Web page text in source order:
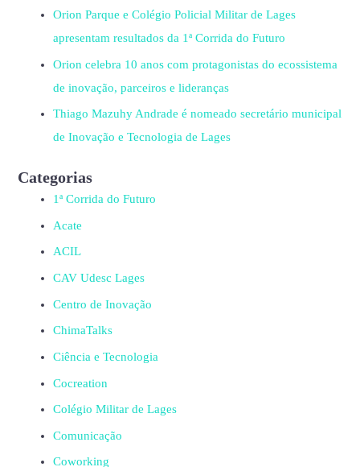
Orion Parque e Colégio Policial Militar de Lages
apresentam resultados da 1ª Corrida do Futuro
Orion celebra 10 anos com protagonistas do ecossistema
de inovação, parceiros e lideranças
Thiago Mazuhy Andrade é nomeado secretário municipal
de Inovação e Tecnologia de Lages
Categorias
1ª Corrida do Futuro
Acate
ACIL
CAV Udesc Lages
Centro de Inovação
ChimaTalks
Ciência e Tecnologia
Cocreation
Colégio Militar de Lages
Comunicação
Coworking